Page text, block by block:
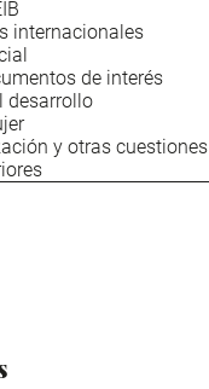
internacionales
de interés
desarrollo
y otras cuestiones